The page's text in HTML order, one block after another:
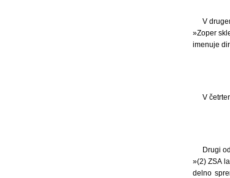
V
»Zoper
imenuje
V
Drugi
»(2) ZSA
delno